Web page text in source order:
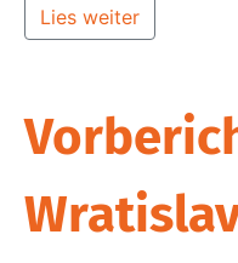
Lies weiter